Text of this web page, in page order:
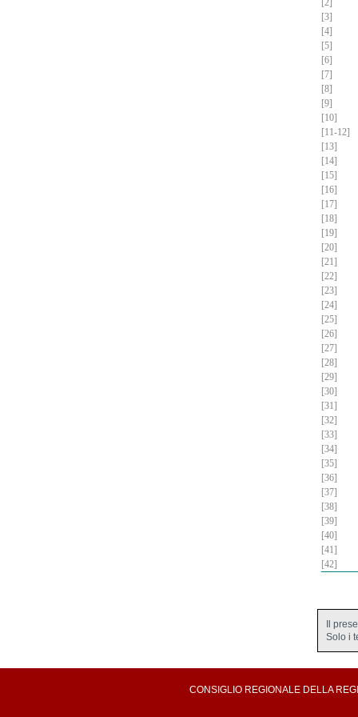
[2]
[3]
[4]
[5]
[6]
[7]
[8]
[9]
[10]
[11-12]
[13]
[14]
[15]
[16]
[17]
[18]
[19]
[20]
[21]
[22]
[23]
[24]
[25]
[26]
[27]
[28]
[29]
[30]
[31]
[32]
[33]
[34]
[35]
[36]
[37]
[38]
[39]
[40]
[41]
[42]
Il
Solo i
CONSIGLIO REGIONALE DELLA